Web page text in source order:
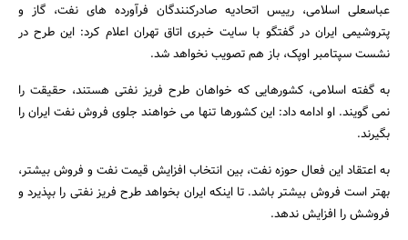
عباسعلی اسلامی، رییس اتحادیه صادرکنندگان فرآورده های نفت، گاز و
پتروشیمی ایران در گفتگو با سایت خبری اتاق تهران اعلام کرد: این طرح در
نشست سپتامبر اوپک، باز هم تصویب نخواهد شد.
به گفته اسلامی، کشورهایی که خواهان طرح فریز نفتی هستند، حقیقت را
نمی گویند. او ادامه داد: این کشورها تنها می خواهند جلوی فروش نفت ایران را
بگیرند.
به اعتقاد این فعال حوزه نفت، بین انتخاب افزایش قیمت نفت و فروش بیشتر،
بهتر است فروش بیشتر باشد. تا اینکه ایران بخواهد طرح فریز نفتی را بپذیرد و
فروشش را افزایش ندهد.